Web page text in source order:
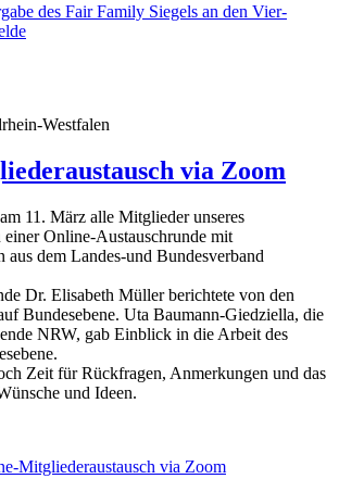
des Fair Family Siegels an den Vier-
Westfalen
via Zoom
11. März alle Mitglieder unseres
einer Online-Austauschrunde mit
aus dem Landes-und Bundesverband
Dr. Elisabeth Müller berichtete von den
Bundesebene. Uta Baumann-Giedziella, die
NRW, gab Einblick in die Arbeit des
Zeit für Rückfragen, Anmerkungen und das
und Ideen.
Mitgliederaustausch via Zoom